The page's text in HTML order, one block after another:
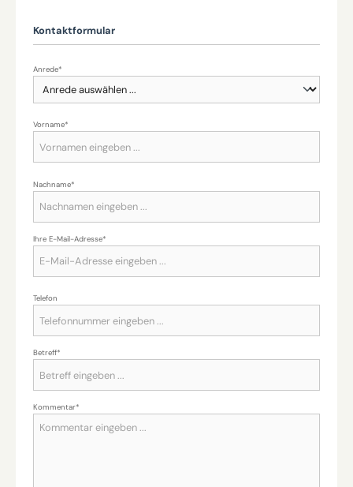
Kontaktformular
Anrede*
Vorname*
Nachname*
Ihre E-Mail-Adresse*
Telefon
Betreff*
Kommentar*